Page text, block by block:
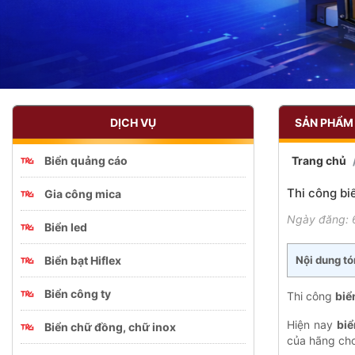
DỊCH VỤ
Biển quảng cáo
Gia công mica
Biển led
Biển bạt Hiflex
Biển công ty
Biển chữ đồng, chữ inox
SẢN
Trang chủ
Thi công
Ngày đăng:
Nội dung
Thi công
Hiện nay
của hãng